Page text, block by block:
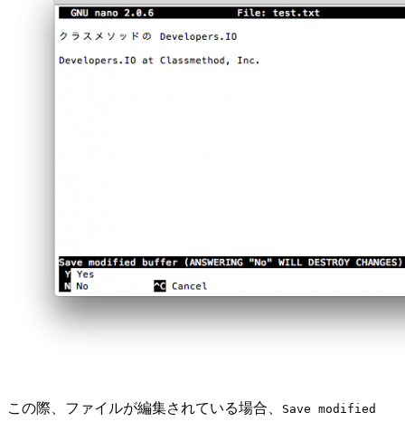
この際、ファイルが編集されている場合、
Save modified